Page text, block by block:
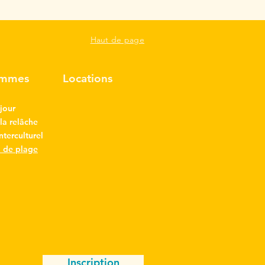
Haut de page
relâche
de plage
Locations